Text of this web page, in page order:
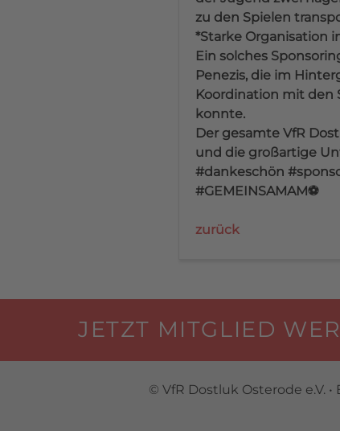
zu den Spielen
*Starke Organisation
Ein solches
Penezis, die im
Koordination mit den
konnte.
Der gesamte VfR
und die großartige
#dankeschön
#GEMEINSAMAM⚽️
zurück
JETZT MITGLIED
© VfR Dostluk Osterode e.V. •